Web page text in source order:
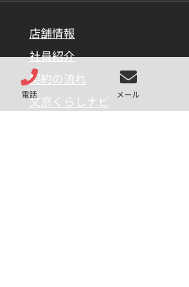
電話 メール
店舗情報
社員紹介
契約の流れ
文京くらしナビ